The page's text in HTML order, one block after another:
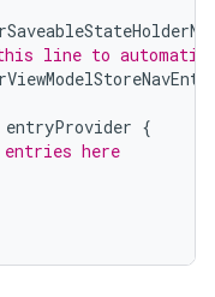
line to
entryProvider {
here